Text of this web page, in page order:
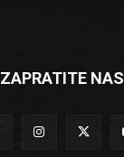
ZAPRATITE NAS